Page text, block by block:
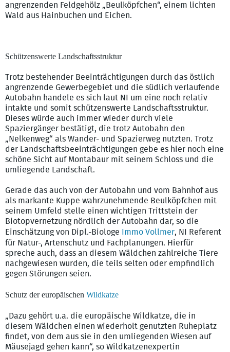
angrenzenden Feldgehölz „Beulköpfchen“, einem lichten
Wald aus Hainbuchen und Eichen.
Schützenswerte Landschaftsstruktur
Trotz bestehender Beeinträchtigungen durch das östlich
angrenzende Gewerbegebiet und die südlich verlaufende
Autobahn handele es sich laut NI um eine noch relativ
intakte und somit schützenswerte Landschaftsstruktur.
Dieses würde auch immer wieder durch viele
Spaziergänger bestätigt, die trotz Autobahn den
„Nelkenweg“ als Wander- und Spazierweg nutzten. Trotz
der Landschaftsbeeinträchtigungen gebe es hier noch eine
schöne Sicht auf Montabaur mit seinem Schloss und die
umliegende Landschaft.
Gerade das auch von der Autobahn und vom Bahnhof aus
als markante Kuppe wahrzunehmende Beulköpfchen mit
seinem Umfeld stelle einen wichtigen Trittstein der
Biotopvernetzung nördlich der Autobahn dar, so die
Einschätzung von Dipl.-Biologe
Immo Vollmer, NI Referent
für Natur-, Artenschutz und Fachplanungen. Hierfür
spreche auch, dass an diesem Wäldchen zahlreiche Tiere
nachgewiesen wurden, die teils selten oder empfindlich
gegen Störungen seien.
Schutz der europäischen Wildkatze
„Dazu gehört u.a. die europäische Wildkatze, die in
diesem Wäldchen einen wiederholt genutzten Ruheplatz
findet, von dem aus sie in den umliegenden Wiesen auf
Mäusejagd gehen kann“, so Wildkatzenexpertin